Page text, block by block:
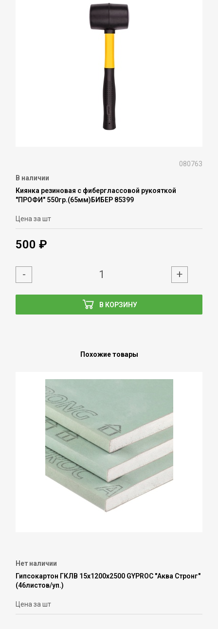
080763
В наличии
Киянка резиновая с фиберглассовой рукояткой
"ПРОФИ" 550гр.(65мм)БИБЕР 85399
Цена за шт
500 ₽
В КОРЗИНУ
- +
Похожие товары
Нет наличии
Гипсокартон ГКЛВ 15х1200х2500 GYPROC "Аква Стронг"
(46листов/уп.)
Цена за шт